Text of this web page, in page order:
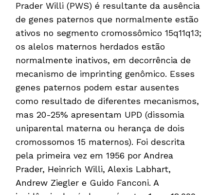
Prader Willi (PWS) é resultante da ausência
de genes paternos que normalmente estão
ativos no segmento cromossômico 15q11q13;
os alelos maternos herdados estão
normalmente inativos, em decorrência de
mecanismo de imprinting genômico. Esses
genes paternos podem estar ausentes
como resultado de diferentes mecanismos,
mas 20-25% apresentam UPD (dissomia
uniparental materna ou herança de dois
cromossomos 15 maternos). Foi descrita
pela primeira vez em 1956 por Andrea
Prader, Heinrich Willi, Alexis Labhart,
Andrew Ziegler e Guido Fanconi. A